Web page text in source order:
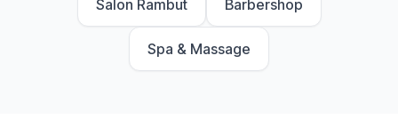
Salon Rambut Barbershop
Spa & Massage